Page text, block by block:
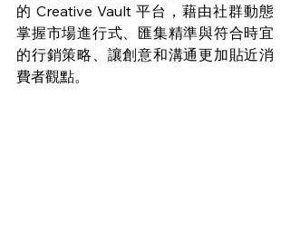
的 Creative Vault 平台，藉由社群動態
掌握市場進行式、匯集精準與符合時宜
的行銷策略、讓創意和溝通更加貼近消
費者觀點。